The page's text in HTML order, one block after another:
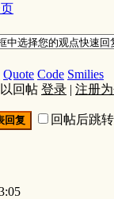
Quote Code Smilies
回帖 登录 | 注册
回复 回帖后跳